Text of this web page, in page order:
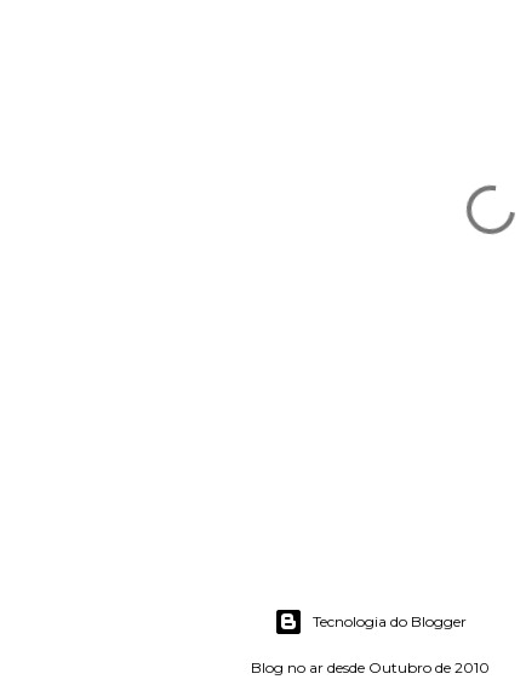
Tecnologia do Blogger
Blog no ar desde Outubro de 2010